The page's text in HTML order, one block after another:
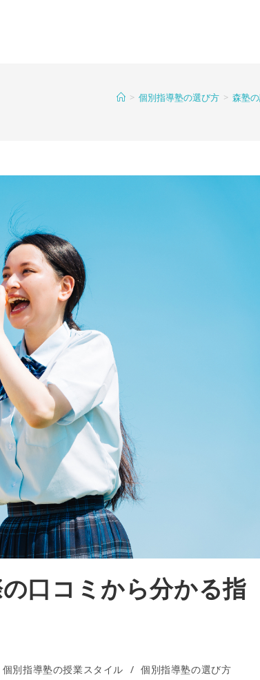
> 個別指導塾の選び方 > 森塾
口コミから分かる指
個別指導塾の授業スタイル / 個別指導塾の選び方